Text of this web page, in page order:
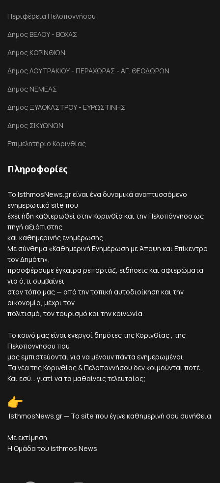
Περιφέρεια Πελοποννήσου
Δήμος ΒΕΛΟΥ - ΒΟΧΑΣ
Δήμος ΚΟΡΙΝΘΙΩΝ
Δήμος ΛΟΥΤΡΑΚΙΟΥ - ΠΕΡΑΧΩΡΑΣ - ΑΓ. ΘΕΟΔΩΡΩΝ
Δήμος ΝΕΜΕΑΣ
Δήμος ΞΥΛΟΚΑΣΤΡΟΥ - ΕΥΡΩΣΤΙΝΗΣ
Δήμος ΣΙΚΥΩΝΩΝ
Επιμελητήριο Κορινθίας
Πληροφορίες
Το IsthmosNews.gr είναι ένα δυναμικά αναπτυσσόμενο
ενημερωτικό site που
έχει ήδη καθιερωθεί στην Κορινθία και την Πελοπόννησο ως
πηγή αξιόπιστης
και καθημερινής ενημέρωσης.
Με σύνθημα «Καθημερινή Ενημέρωση με Άποψη και Επίκεντρο
τον Δημότη»,
προσφέρουμε έγκαιρα ρεπορτάζ, ειδήσεις και αφιερώματα
για ό,τι συμβαίνει
στον τόπο μας — από την τοπική αυτοδιοίκηση και την
οικονομία, μέχρι τον
πολιτισμό, τον τουρισμό και την κοινωνία.
Το κοινό μας είναι ενεργοί δημότες της Κορινθίας , της
Πελοποννήσου που
μας εμπιστεύονται για να μένουν πάντα ενημερωμένοι.
Τα νέα της Κορινθίας & Πελοποννήσου δεν κοιμούνται ποτέ.
Και εσύ... γιατί να τα μαθαίνεις τελευταίος;
IsthmosNews.gr — Το site που έγινε καθημερινή σου συνήθεια.
Με εκτίμηση,
Η Ομάδα του isthmos News